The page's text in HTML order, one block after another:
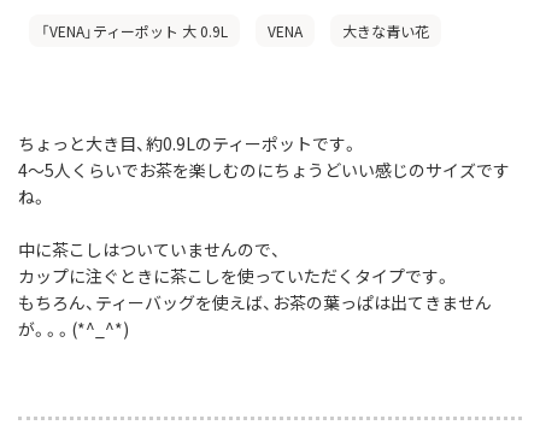
「VENA」ティーポット 大 0.9L VENA 大きな青い花
ちょっと大き目、約0.9Lのティーポットです。
4～5人くらいでお茶を楽しむのにちょうどいい感じのサイズです
ね。
中に茶こしはついていませんので、
カップに注ぐときに茶こしを使っていただくタイプです。
もちろん、ティーバッグを使えば、お茶の葉っぱは出てきません
が。。。(*^_^*)